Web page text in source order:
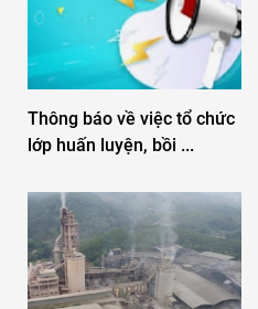
Thông báo về việc tổ chức
lớp huấn luyện, bồi ...